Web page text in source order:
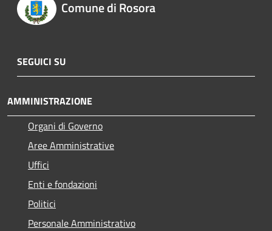
Comune di Rosora
SEGUICI SU
AMMINISTRAZIONE
Organi di Governo
Aree Amministrative
Uffici
Enti e fondazioni
Politici
Personale Amministrativo